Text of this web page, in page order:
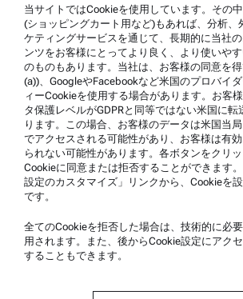
利用規約
商標
内部告発制度
製品サポート
アントンパール社の認定サービス
安全宣言書
アントンパール・テクニカルセンター
企業情報
当サイトではCookieを使用しています。その
(ショッピングカート用など)もあれば、分析、
ケティングサービスを通じて、長期的に当社
ンツをお客様にとってより良く、より使いや
のものもあります。当社は、お客様の同意を
(a))、GoogleやFacebookなど米国のプロバイ
ィーCookieを使用する場合があります。お客
タ保護レベルがGDPRと同等ではない米国に転
ります。この場合、お客様のデータは米国当
でアクセスされる可能性があり、お客様は有
られない可能性があります。各ボタンをクリ
Cookieに同意または拒否することができます
設定のカスタマイズ」リンクから、Cookieを
です。
全てのCookieを拒否した場合は、技術的に必
用されます。また、後からCookie設定にアク
することもできます。